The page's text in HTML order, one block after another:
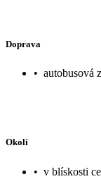
Doprava
• autobusová
Okolí
• v blískosti